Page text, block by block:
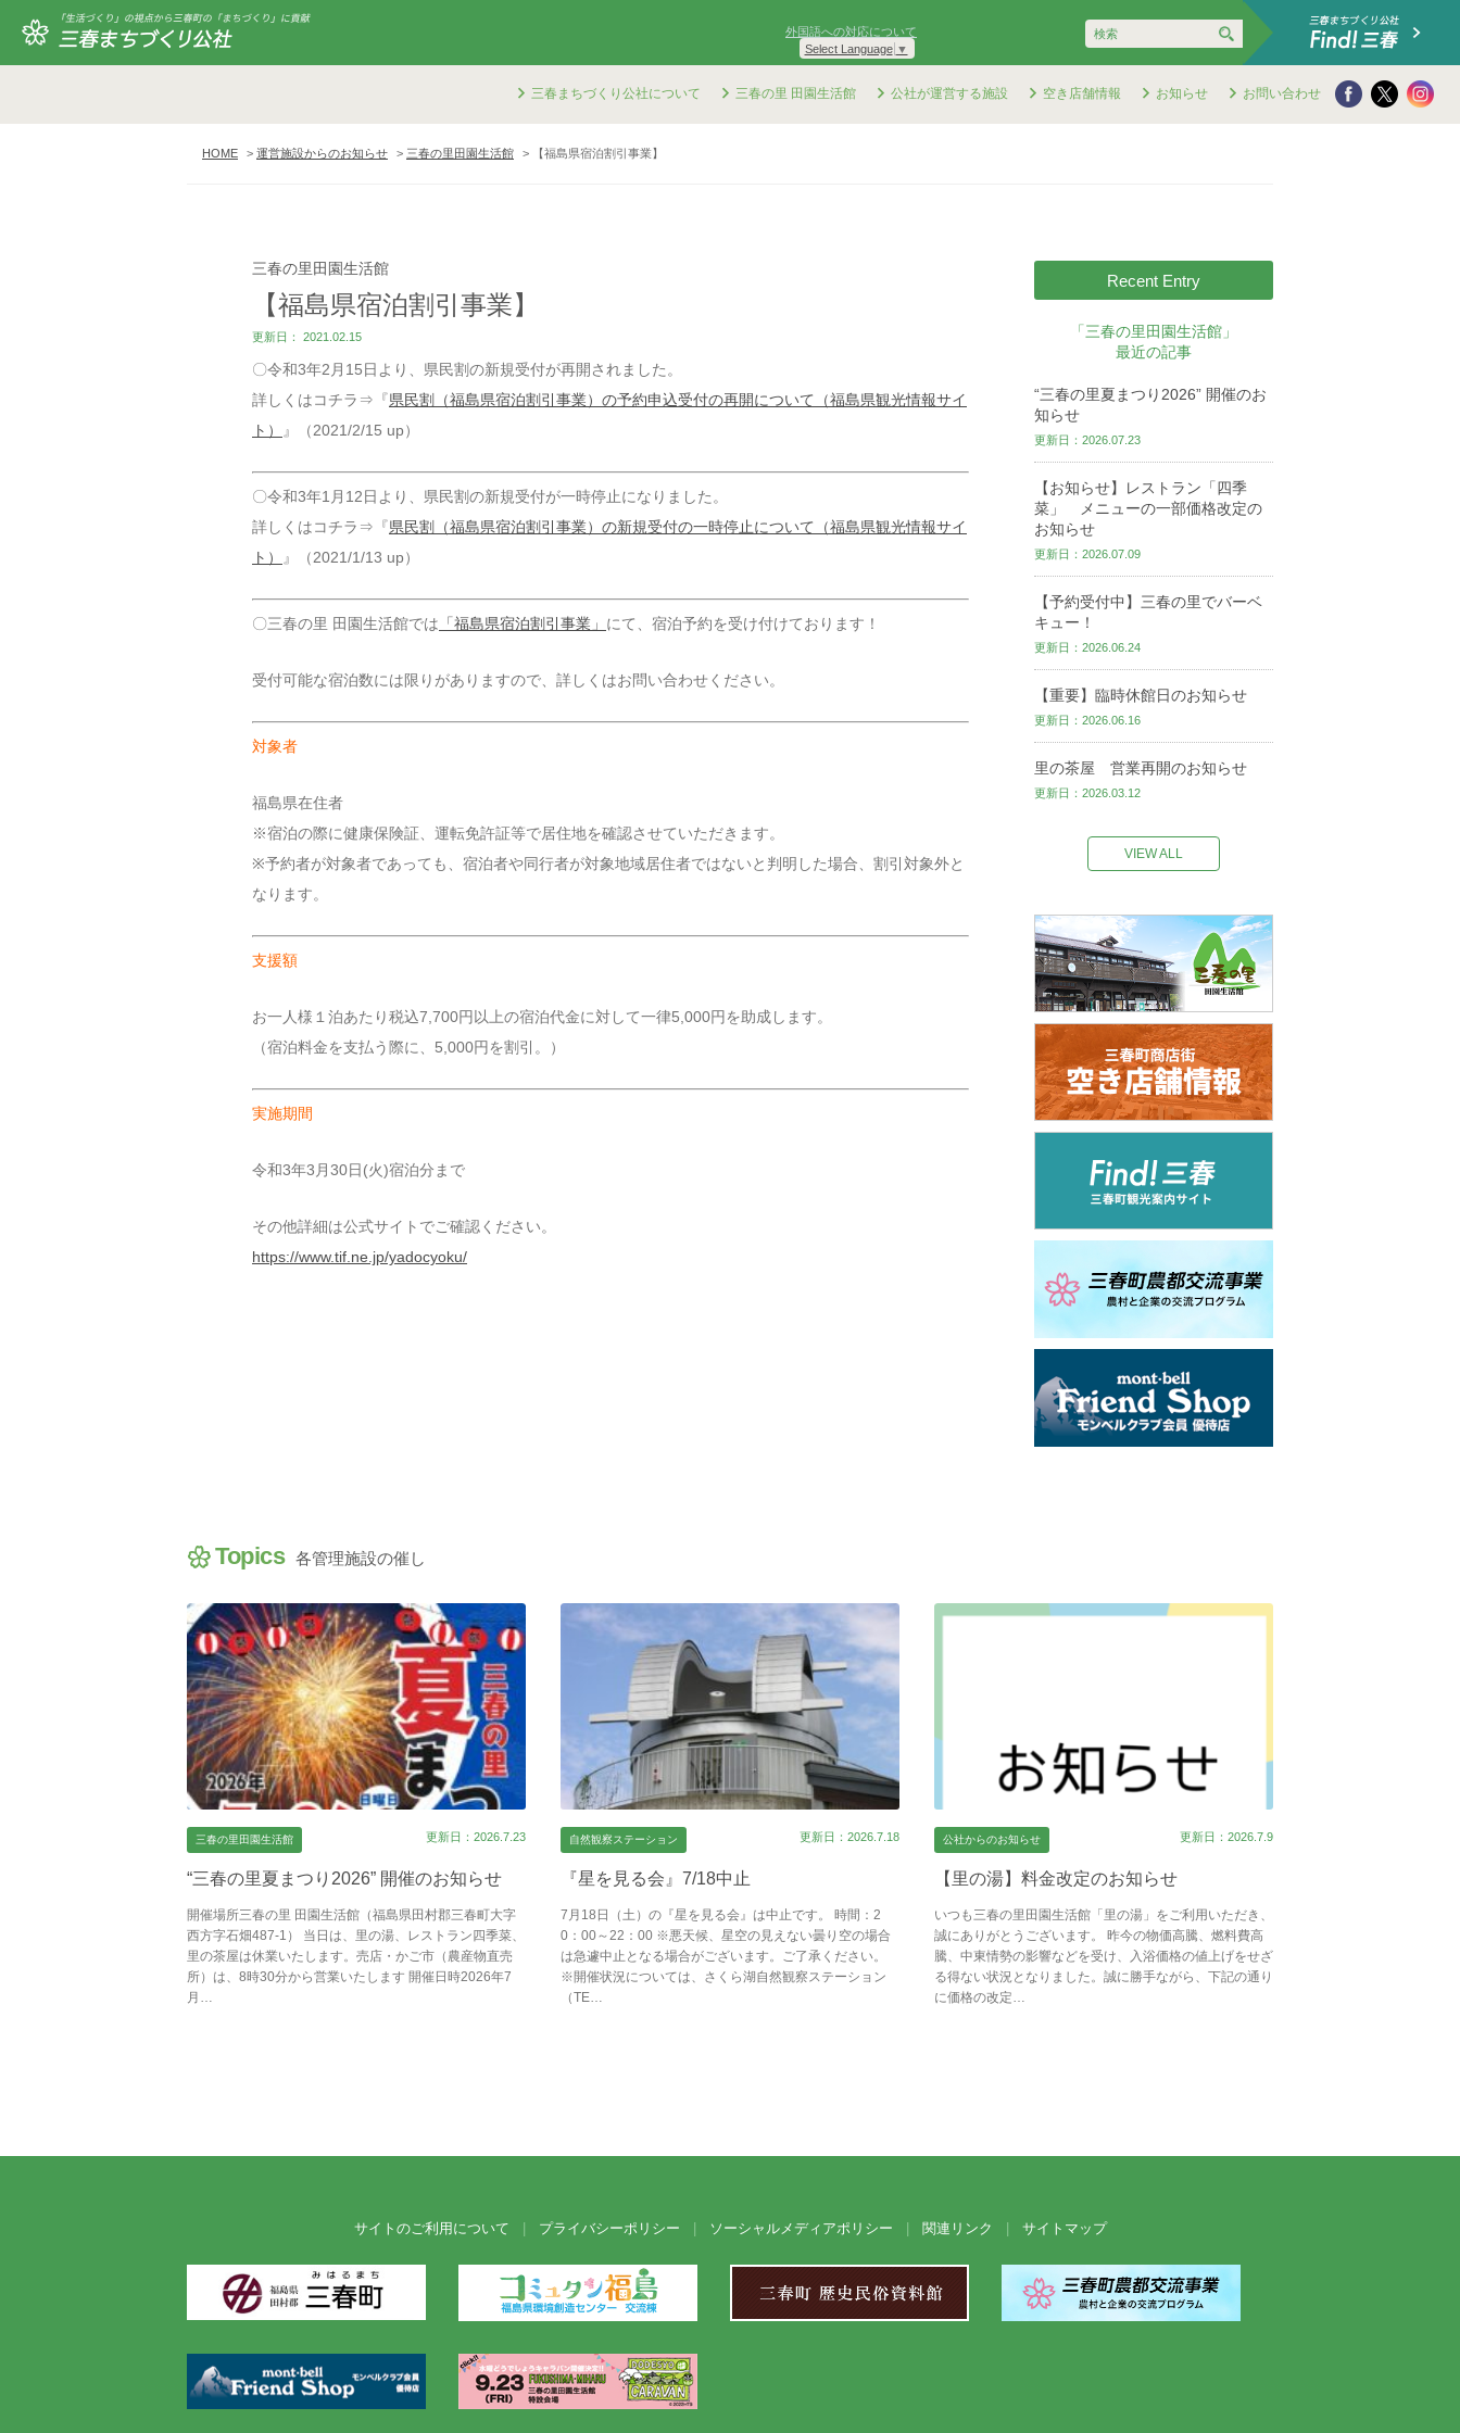
外国語への対応について
Select Language ▼
三春まちづくり公社について 三春の里 田園生活館 公社が運営する施設 空き店舗情報 お知らせ お問い合わせ
HOME 運営施設からのお知らせ 三春の里田園生活館 【福島県宿泊割引事業】
三春の里田園生活館
【福島県宿泊割引事業】
更新日： 2021.02.15
〇令和3年2月15日より、県民割の新規受付が再開されました。
詳しくはコチラ⇒『県民割（福島県宿泊割引事業）の予約申込受付の再開について（福島県観光情報サイ
ト）
』（2021/2/15 up）
〇令和3年1月12日より、県民割の新規受付が一時停止になりました。
詳しくはコチラ⇒『県民割（福島県宿泊割引事業）の新規受付の一時停止について（福島県観光情報サイ
ト）
』（2021/1/13 up）
〇三春の里 田園生活館では 「福島県宿泊割引事業」 にて、宿泊予約を受け付けております！
受付可能な宿泊数には限りがありますので、詳しくはお問い合わせください。
対象者
福島県在住者
※宿泊の際に健康保険証、運転免許証等で居住地を確認させていただきます。
※予約者が対象者であっても、宿泊者や同行者が対象地域居住者ではないと判明した場合、割引対象外と
なります。
支援額
お一人様１泊あたり税込7,700円以上の宿泊代金に対して一律5,000円を助成します。
（宿泊料金を支払う際に、5,000円を割引。）
実施期間
令和3年3月30日(火)宿泊分まで
その他詳細は公式サイトでご確認ください。
https://www.tif.ne.jp/yadocyoku/
Recent Entry
「三春の里田園生活館」
最近の記事
“三春の里夏まつり2026” 開催のお
知らせ
更新日：2026.07.23
【お知らせ】レストラン「四季
菜」 メニューの一部価格改定の
お知らせ
更新日：2026.07.09
【予約受付中】三春の里でバーベ
キュー！
更新日：2026.06.24
【重要】臨時休館日のお知らせ
更新日：2026.06.16
里の茶屋 営業再開のお知らせ
更新日：2026.03.12
VIEW ALL
Topics 各管理施設の催し
三春の里田園生活館 更新日：2026.7.23
“三春の里夏まつり2026” 開催のお知らせ
開催場所三春の里 田園生活館（福島県田村郡三春町大字
西方字石畑487-1） 当日は、里の湯、レストラン四季菜、
里の茶屋は休業いたします。売店・かご市（農産物直売
所）は、8時30分から営業いたします 開催日時2026年7
月…
自然観察ステーション 更新日：2026.7.18
『星を見る会』7/18中止
7月18日（土）の『星を見る会』は中止です。 時間：2
0：00～22：00 ※悪天候、星空の見えない曇り空の場合
は急遽中止となる場合がございます。ご了承ください。
※開催状況については、さくら湖自然観察ステーション
（TE…
公社からのお知らせ 更新日：2026.7.9
【里の湯】料金改定のお知らせ
いつも三春の里田園生活館「里の湯」をご利用いただき、
誠にありがとうございます。 昨今の物価高騰、燃料費高
騰、中東情勢の影響などを受け、入浴価格の値上げをせざ
る得ない状況となりました。誠に勝手ながら、下記の通り
に価格の改定…
サイトのご利用について プライバシーポリシー ソーシャルメディアポリシー 関連リンク サイトマップ